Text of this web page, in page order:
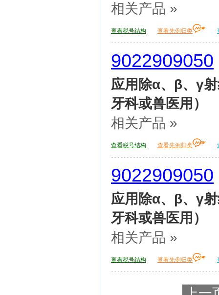
相关产品 »
查看税号结构 查看先例归类
9022909050
应用除α、β、γ
牙科或兽医用）
相关产品 »
查看税号结构 查看先例归类
9022909050
应用除α、β、γ
牙科或兽医用）
相关产品 »
查看税号结构 查看先例归类